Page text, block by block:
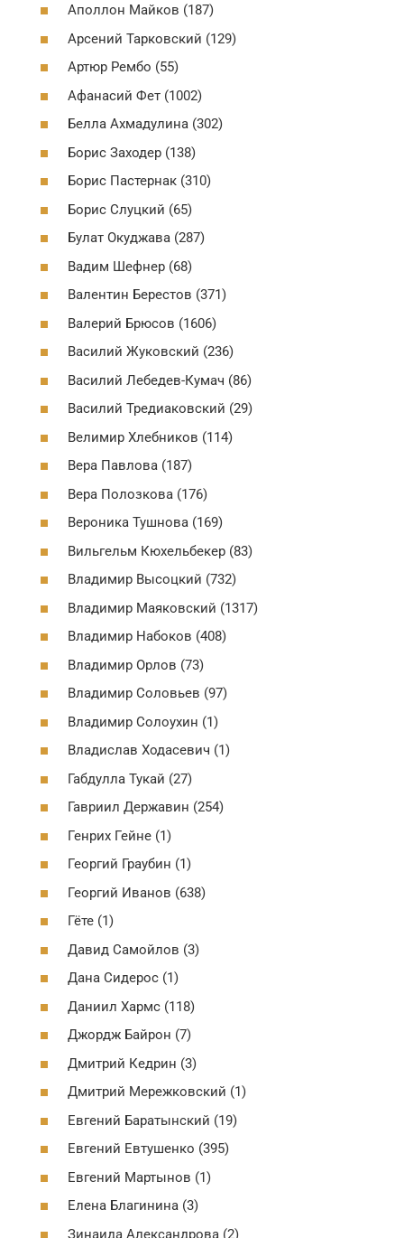
Аполлон Майков (187)
Арсений Тарковский (129)
Артюр Рембо (55)
Афанасий Фет (1002)
Белла Ахмадулина (302)
Борис Заходер (138)
Борис Пастернак (310)
Борис Слуцкий (65)
Булат Окуджава (287)
Вадим Шефнер (68)
Валентин Берестов (371)
Валерий Брюсов (1606)
Василий Жуковский (236)
Василий Лебедев-Кумач (86)
Василий Тредиаковский (29)
Велимир Хлебников (114)
Вера Павлова (187)
Вера Полозкова (176)
Вероника Тушнова (169)
Вильгельм Кюхельбекер (83)
Владимир Высоцкий (732)
Владимир Маяковский (1317)
Владимир Набоков (408)
Владимир Орлов (73)
Владимир Соловьев (97)
Владимир Солоухин (1)
Владислав Ходасевич (1)
Габдулла Тукай (27)
Гавриил Державин (254)
Генрих Гейне (1)
Георгий Граубин (1)
Георгий Иванов (638)
Гёте (1)
Давид Самойлов (3)
Дана Сидерос (1)
Даниил Хармс (118)
Джордж Байрон (7)
Дмитрий Кедрин (3)
Дмитрий Мережковский (1)
Евгений Баратынский (19)
Евгений Евтушенко (395)
Евгений Мартынов (1)
Елена Благинина (3)
Зинаида Александрова (2)